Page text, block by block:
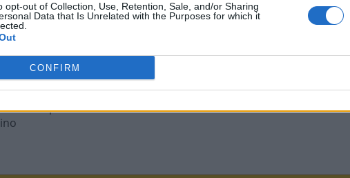
opt-out of Collection, Use, Retention, Sale, and/or Sharing
Data that Is Unrelated with the Purposes for which it
CONFIRM
Maluca
Raimundo
físico
de Stanford
pássaros